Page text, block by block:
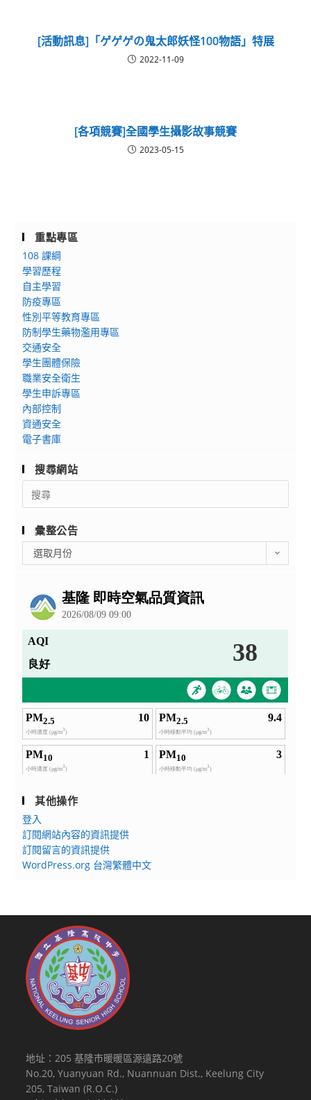
[活動訊息]「ゲゲゲの鬼太郎妖怪100物語」特展
2022-11-09
[各項競賽]全國學生攝影故事競賽
2023-05-15
重點專區
108 課綱
學習歷程
自主學習
防疫專區
性別平等教育專區
防制學生藥物濫用專區
交通安全
學生團體保險
職業安全衛生
學生申訴專區
內部控制
資通安全
電子書庫
搜尋網站
Search
for:
彙整公告
整
選取月份
其他操作
登入
訂閱網站內容的資訊提供
訂閱留言的資訊提供
WordPress.org 台灣繁體中文
地址：205 基隆市暖暖區源遠路20號
No.20, Yuanyuan Rd., Nuannuan Dist., Keelung City
205, Taiwan (R.O.C.)